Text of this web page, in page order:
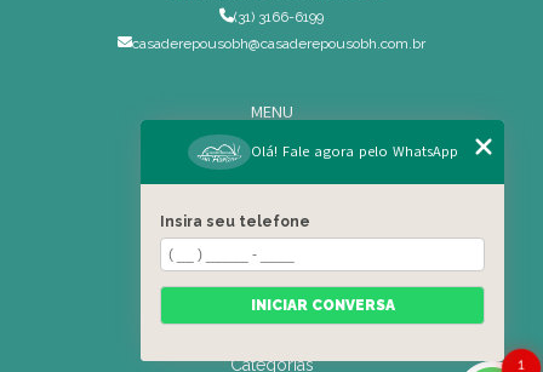
(31) 3166-6199
casaderepousobh@casaderepousobh.com.br
MENU
Home
Institucional
Serviços Especiais
Blog
Residência
Categorias
1
Olá! Fale agora pelo WhatsApp
Insira seu telefone
INICIAR CONVERSA